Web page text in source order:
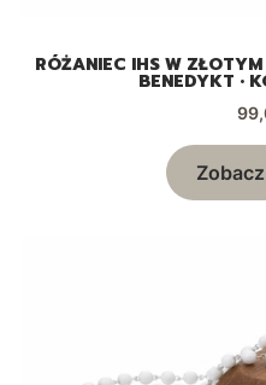
RÓŻANIEC IHS W
BENEDYKT •